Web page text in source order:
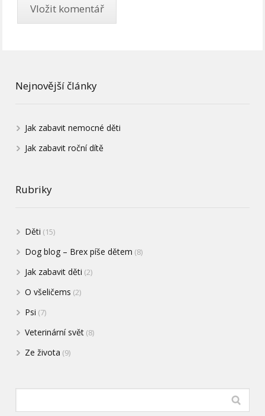
Nejnovější články
Jak zabavit nemocné děti
Jak zabavit roční dítě
Rubriky
Děti (15)
Dog blog – Brex píše dětem (8)
Jak zabavit děti (2)
O všeličems (2)
Psi (7)
Veterinární svět (8)
Ze života (9)